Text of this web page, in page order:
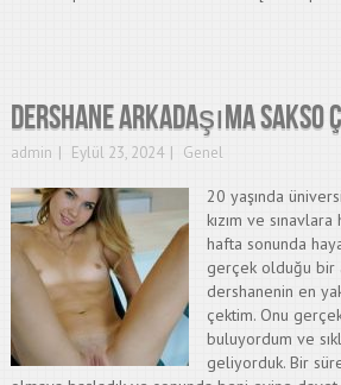
Dershane Arkadaşıma Sakso
admin Eylül 23, 2024 Genel
20 yaşında
kızım ve
hafta sonunda
gerçek olduğu bir
dershanenin en
çektim. Onu
buluyordum ve
geliyorduk. Bir